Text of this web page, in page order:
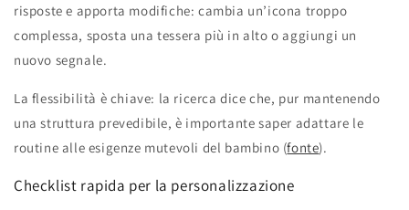
risposte e apporta modifiche: cambia un’icona troppo
complessa, sposta una tessera più in alto o aggiungi un
nuovo segnale.
La flessibilità è chiave: la ricerca dice che, pur mantenendo
una struttura prevedibile, è importante saper adattare le
routine alle esigenze mutevoli del bambino (fonte).
Checklist rapida per la personalizzazione